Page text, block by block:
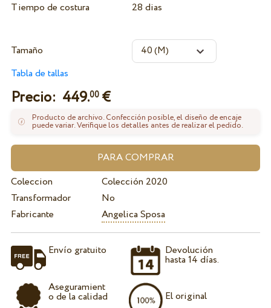
Tiempo de costura
28 dias
Tamaño
Tabla de tallas
Precio: 449.00€
Producto de archivo. Confección posible, el diseño de encaje
puede variar. Verifique los detalles antes de realizar el pedido.
Coleccion
Colección 2020
Transformador
No
Fabricante
Angelica Sposa
Envío gratuito
Aseguramient
o de la calidad
Devolución
hasta 14 días.
El original